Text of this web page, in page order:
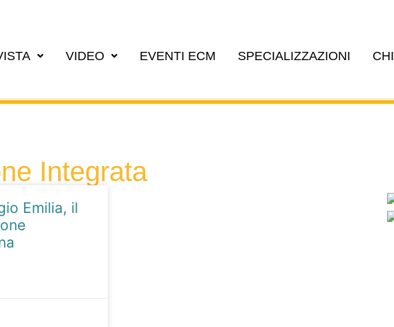
VIDEO EVENTI ECM SPECIALIZZAZIONI
Integrata
Emilia, il